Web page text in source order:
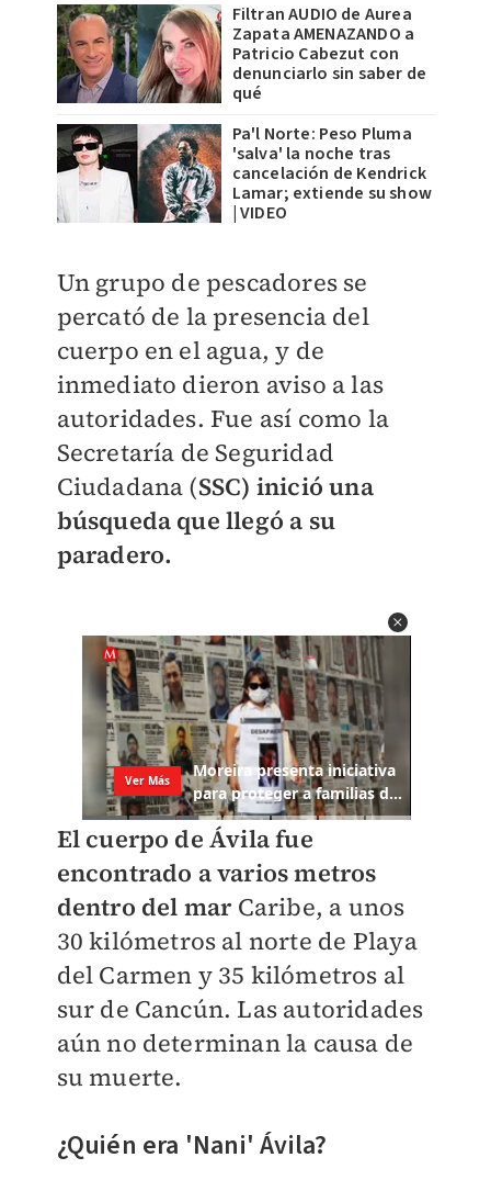
Filtran AUDIO de Aurea
Zapata AMENAZANDO a
Patricio Cabezut con
denunciarlo sin saber de
qué
Pa'l Norte: Peso Pluma
'salva' la noche tras
cancelación de Kendrick
Lamar; extiende su show
| VIDEO
Un grupo de pescadores se
percató de la presencia del
cuerpo en el agua, y de
inmediato dieron aviso a las
autoridades. Fue así como la
Secretaría de Seguridad
Ciudadana (SSC) inició una
búsqueda que llegó a su
paradero.
El cuerpo de Ávila fue
encontrado a varios metros
dentro del marCaribe, a unos
30 kilómetros al norte de Playa
del Carmen y 35 kilómetros al
sur de Cancún. Las autoridades
aún no determinan la causa de
su muerte.
¿Quién era 'Nani' Ávila?